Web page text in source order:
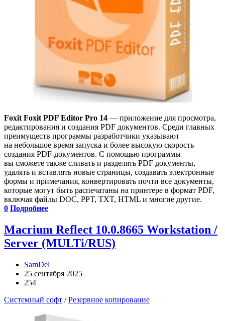
Foxit Foxit PDF Editor Pro 14 — приложение для просмотра,
редактирования и создания PDF документов. Среди главных
преимуществ программы разработчики указывают
на небольшое время запуска и более высокую скорость
создания PDF-документов. С помощью программы
вы сможете также сливать и разделять PDF документы,
удалять и вставлять новые страницы, создавать электронные
формы и примечания, конвертировать почти все документы,
которые могут быть распечатаны на принтере в формат PDF,
включая файлы DOC, PPT, TXT, HTML и многие другие.
0 Подробнее
Macrium Reflect 10.0.8665 Workstation /
Server (MULTi/RUS)
SamDel
25 сентября 2025
254
Системный софт /Резервное копирование